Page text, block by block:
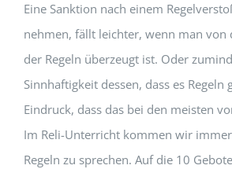
Eine Sanktion nach einem
nehmen, fällt leichter, wenn man von
der Regeln überzeugt ist. Oder
Sinnhaftigkeit dessen, dass es Regeln
Eindruck, dass das bei den meisten
Im Reli-Unterricht kommen wir
Regeln zu sprechen. Auf die 10